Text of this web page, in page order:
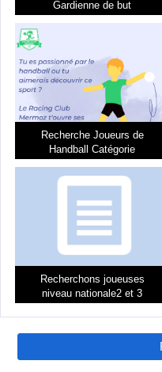
Gardienne de but
Recherche Joueurs de
Handball Catégorie
Recherchons joueuses
niveau nationale2 et 3